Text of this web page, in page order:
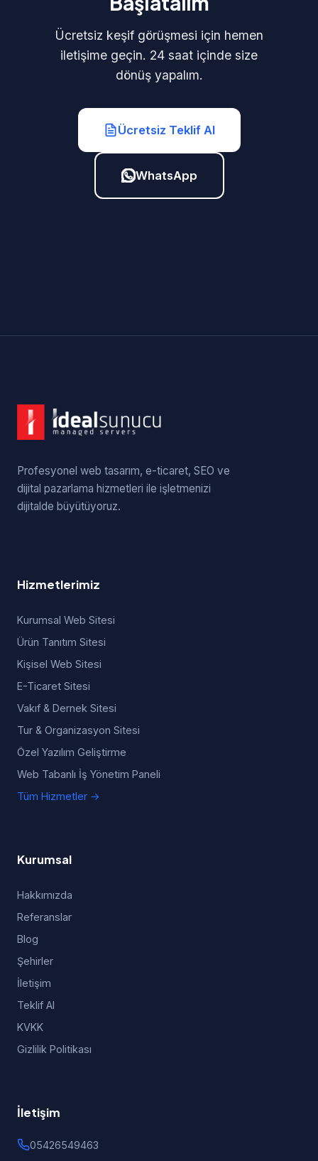
Ücretsiz keşif görüşmesi için hemen
iletişime geçin. 24 saat içinde size
dönüş yapalım.
Ücretsiz Teklif Al
WhatsApp
Profesyonel web tasarım, e-ticaret, SEO ve
dijital pazarlama hizmetleri ile işletmenizi
dijitalde büyütüyoruz.
Hizmetlerimiz
Kurumsal Web Sitesi
Ürün Tanıtım Sitesi
Kişisel Web Sitesi
E-Ticaret Sitesi
Vakıf & Dernek Sitesi
Tur & Organizasyon Sitesi
Özel Yazılım Geliştirme
Web Tabanlı İş Yönetim Paneli
Tüm Hizmetler →
Kurumsal
Hakkımızda
Referanslar
Blog
Şehirler
İletişim
Teklif Al
KVKK
Gizlilik Politikası
İletişim
05426549463